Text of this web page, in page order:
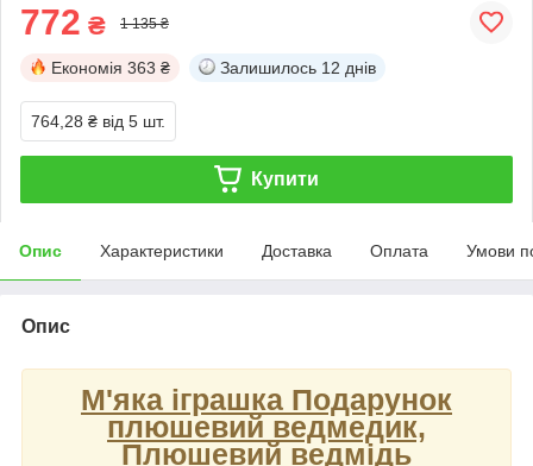
772 ₴ 1 135 ₴
Економія 363 ₴ Залишилось 12 днів
764,28 ₴ від 5 шт.
Купити
Опис Характеристики Доставка Оплата Умови
Опис
М'яка іграшка Подарунок
плюшевий ведмедик,
Плюшевий ведмідь